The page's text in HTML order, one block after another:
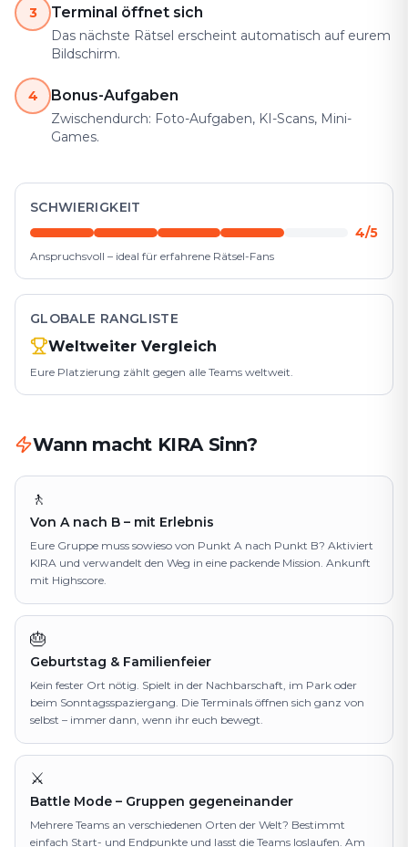
3 Terminal öffnet sich
Das nächste Rätsel erscheint automatisch auf eurem
Bildschirm.
4 Bonus-Aufgaben
Zwischendurch: Foto-Aufgaben, KI-Scans, Mini-
Games.
SCHWIERIGKEIT
4/5
Anspruchsvoll – ideal für erfahrene Rätsel-Fans
GLOBALE RANGLISTE
Weltweiter Vergleich
Eure Platzierung zählt gegen alle Teams weltweit.
Wann macht KIRA Sinn?
🚶
Von A nach B – mit Erlebnis
Eure Gruppe muss sowieso von Punkt A nach Punkt B? Aktiviert
KIRA und verwandelt den Weg in eine packende Mission. Ankunft
mit Highscore.
🎂
Geburtstag & Familienfeier
Kein fester Ort nötig. Spielt in der Nachbarschaft, im Park oder
beim Sonntagsspaziergang. Die Terminals öffnen sich ganz von
selbst – immer dann, wenn ihr euch bewegt.
⚔️
Battle Mode – Gruppen gegeneinander
Mehrere Teams an verschiedenen Orten der Welt? Bestimmt
einfach Start- und Endpunkte und lasst die Teams loslaufen. Am